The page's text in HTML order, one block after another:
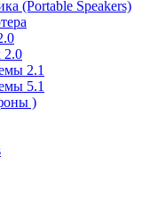
(Portable Speakers)
2.0
2.1
5.1
)